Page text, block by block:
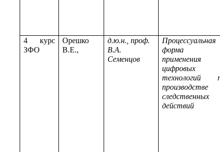
4 курс
ЗФО
Орешко
В.Е.,
д.ю.н., проф.
В.А.
Семенцов
Процессуальная
форма
применения
цифровых
технологий
производстве
следственных
действий